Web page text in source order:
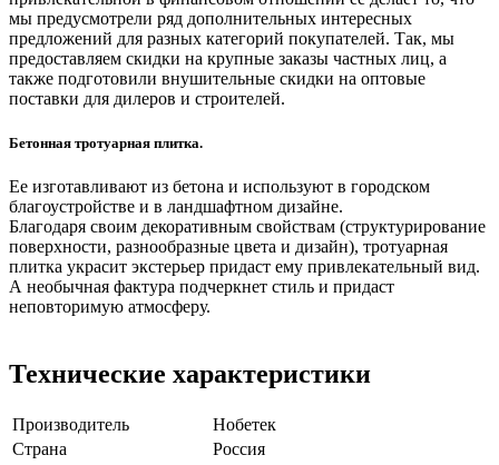
мы предусмотрели ряд дополнительных интересных
предложений для разных категорий покупателей. Так, мы
предоставляем скидки на крупные заказы частных лиц, а
также подготовили внушительные скидки на оптовые
поставки для дилеров и строителей.
Бетонная тротуарная плитка.
Ее изготавливают из бетона и используют в городском
благоустройстве и в ландшафтном дизайне.
Благодаря своим декоративным свойствам (структурирование
поверхности, разнообразные цвета и дизайн), тротуарная
плитка украсит экстерьер придаст ему привлекательный вид.
А необычная фактура подчеркнет стиль и придаст
неповторимую атмосферу.
Технические характеристики
Производитель
Нобетек
Страна
Россия